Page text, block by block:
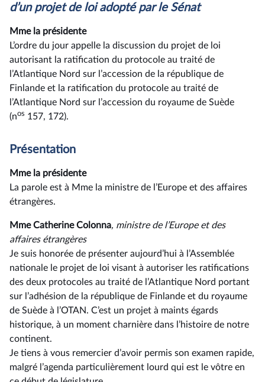
d’un projet de loi adopté par le Sénat
Mme la présidente
L’ordre du jour appelle la discussion du projet de loi
autorisant la ratification du protocole au traité de
l’Atlantique Nord sur l’accession de la république de
Finlande et la ratification du protocole au traité de
l’Atlantique Nord sur l’accession du royaume de Suède
(nos 157, 172).
Présentation
Mme la présidente
La parole est à Mme la ministre de l’Europe et des affaires
étrangères.
Mme Catherine Colonna, ministre de l’Europe et des
affaires étrangères
Je suis honorée de présenter aujourd’hui à l’Assemblée
nationale le projet de loi visant à autoriser les ratifications
des deux protocoles au traité de l’Atlantique Nord portant
sur l’adhésion de la république de Finlande et du royaume
de Suède à l’OTAN. C’est un projet à maints égards
historique, à un moment charnière dans l’histoire de notre
continent.
Je tiens à vous remercier d’avoir permis son examen rapide,
malgré l’agenda particulièrement lourd qui est le vôtre en